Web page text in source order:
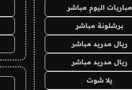
مباريات اليوم مباشر
برشلونة مباشر
ريال مدريد مباشر
ريال مدريد مباشر
يلا شوت